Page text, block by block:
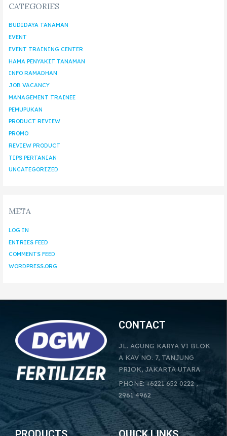
CATEGORIES
BUDIDAYA TANAMAN
EVENT
EVENT TRAINING CENTER
HAMA PENYAKIT TANAMAN
INFO RAMADHAN
JOB VACANCY
MANAGEMENT TRAINEE
PEMUPUKAN
PRODUCT REVIEW
PROMO
REVIEW PRODUCT
TIPS PERTANIAN
UNCATEGORIZED
META
LOG IN
ENTRIES FEED
COMMENTS FEED
WORDPRESS.ORG
CONTACT
JL. AGUNG KARYA VI BLOK
A KAV NO. 7, TANJUNG
PRIOK, JAKARTA UTARA
PHONE: +6221 652 0222 ,
2961 4962